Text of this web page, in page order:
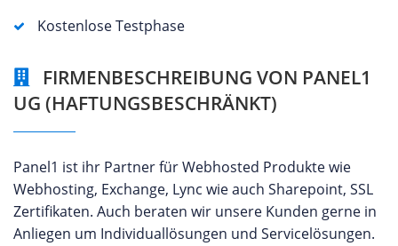
Kostenlose Testphase
FIRMENBESCHREIBUNG VON PANEL1
UG (HAFTUNGSBESCHRÄNKT)
Panel1 ist ihr Partner für Webhosted Produkte wie
Webhosting, Exchange, Lync wie auch Sharepoint, SSL
Zertifikaten. Auch beraten wir unsere Kunden gerne in
Anliegen um Individuallösungen und Servicelösungen.